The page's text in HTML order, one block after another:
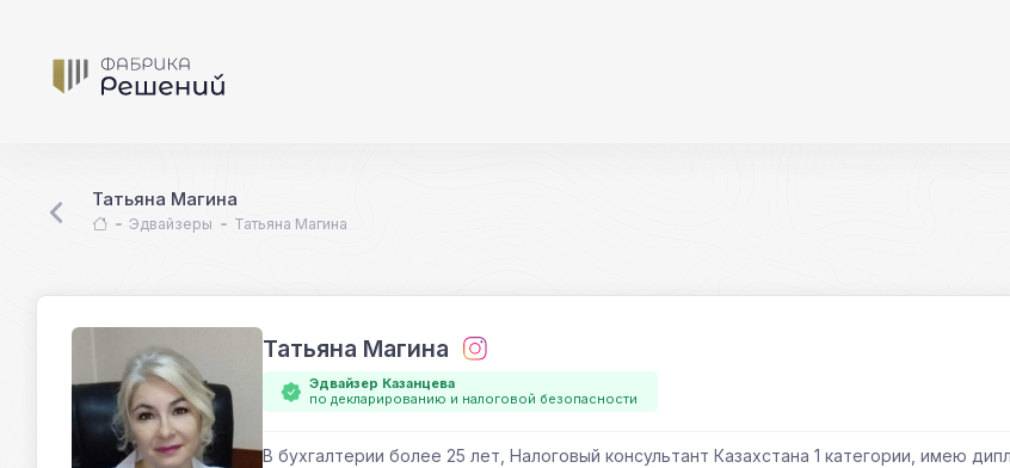
Татьяна Магина
Эдвайзеры Татьяна Магина
Татьяна Магина
Эдвайзер Казанцева
по декларированию и налоговой безопасности
В бухгалтерии более 25 лет, Налоговый консультант Казахстана 1 категории, имею